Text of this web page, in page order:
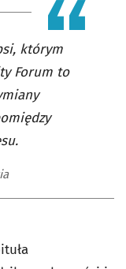
którym
Forum to